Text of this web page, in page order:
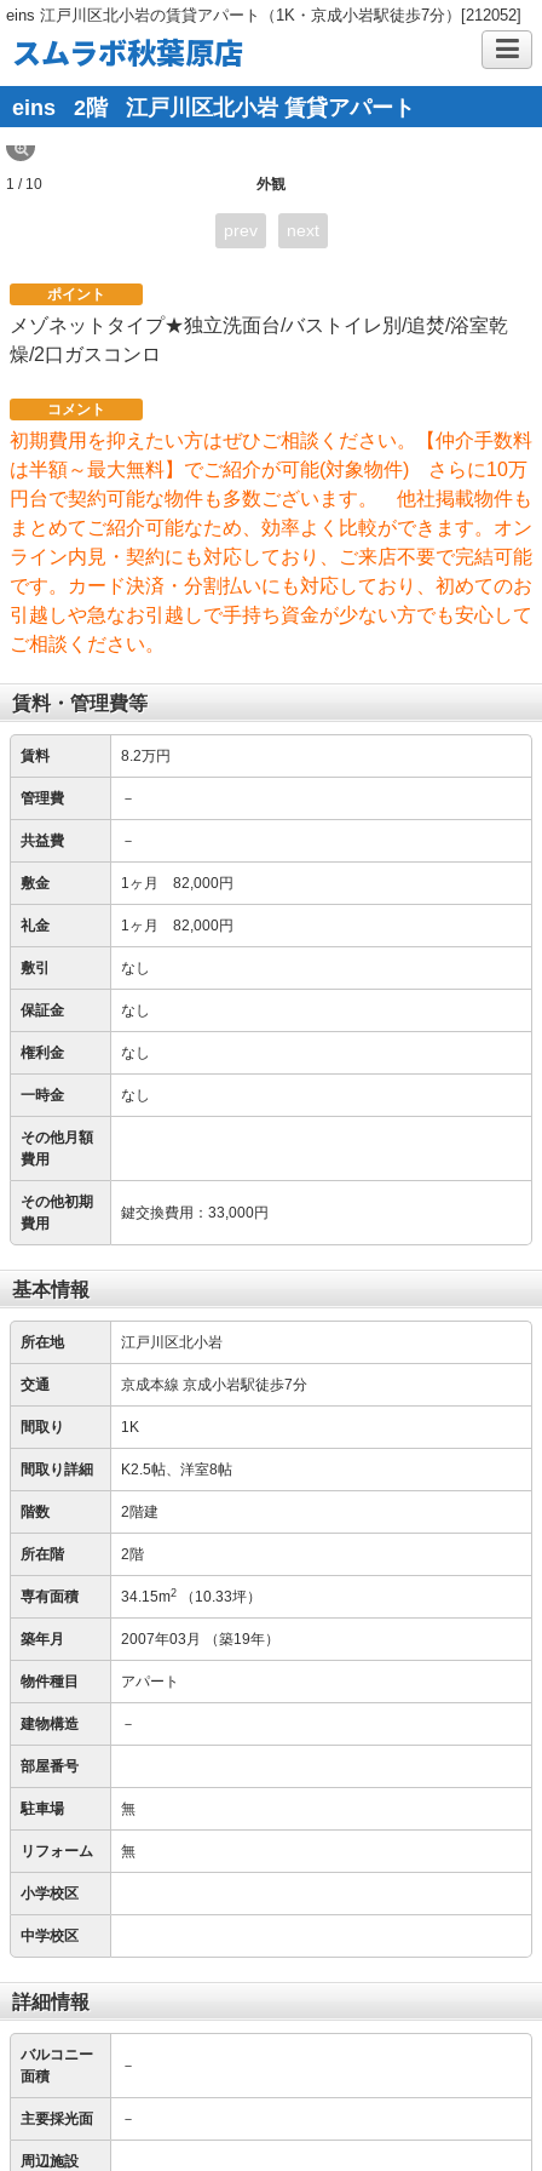
eins 江戸川区北小岩の賃貸アパート（1K・京成小岩駅徒歩7分）[212052]
スムラボ秋葉原店
eins 2階 江戸川区北小岩 賃貸アパート
外観
1 / 10
prev next
ポイント
メゾネットタイプ★独立洗面台/バストイレ別/追焚/浴室乾
燥/2口ガスコンロ
コメント
初期費用を抑えたい方はぜひご相談ください。【仲介手数料
は半額～最大無料】でご紹介が可能(対象物件) さらに10万
円台で契約可能な物件も多数ございます。 他社掲載物件も
まとめてご紹介可能なため、効率よく比較ができます。オン
ライン内見・契約にも対応しており、ご来店不要で完結可能
です。カード決済・分割払いにも対応しており、初めてのお
引越しや急なお引越しで手持ち資金が少ない方でも安心して
ご相談ください。
賃料・管理費等
賃料 8.2万円
管理費 －
共益費 －
敷金 1ヶ月 82,000円
礼金 1ヶ月 82,000円
敷引 なし
保証金 なし
権利金 なし
一時金 なし
その他月額
費用
その他初期
費用
鍵交換費用 ： 33,000円
基本情報
所在地 江戸川区北小岩
交通 京成本線 京成小岩駅徒歩7分
間取り 1K
間取り詳細 K2.5帖、洋室8帖
階数 2階建
所在階 2階
専有面積 34.15m2 （10.33坪）
築年月 2007年03月 （築19年）
物件種目 アパート
建物構造 －
部屋番号
駐車場 無
リフォーム 無
小学校区
中学校区
詳細情報
バルコニー
面積
－
主要採光面 －
周辺施設